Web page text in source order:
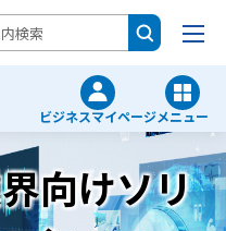
ビジネスマイページメニュー
向けソリ